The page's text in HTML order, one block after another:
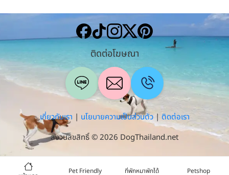
Pet Friendly ที่พักหมาพักได้ Petshop
ติดต่อโฆษณา
เกี่ยวกับเรา | นโยบายความเป็นส่วนตัว| ติดต่อเรา
สงวนลิขสิทธิ์ © 2026 DogThailand.net